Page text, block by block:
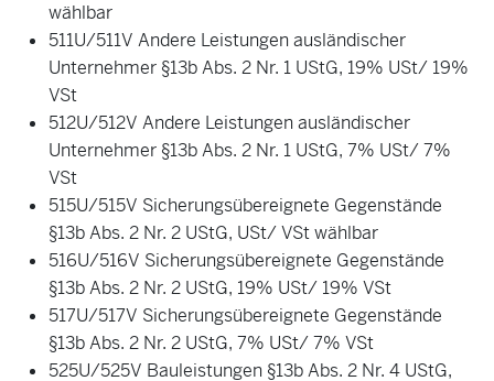
wählbar
511U/511V Andere Leistungen ausländischer
Unternehmer §13b Abs. 2 Nr. 1 UStG, 19% USt/ 19%
VSt
512U/512V Andere Leistungen ausländischer
Unternehmer §13b Abs. 2 Nr. 1 UStG, 7% USt/ 7%
VSt
515U/515V Sicherungsübereignete Gegenstände
§13b Abs. 2 Nr. 2 UStG, USt/ VSt wählbar
516U/516V Sicherungsübereignete Gegenstände
§13b Abs. 2 Nr. 2 UStG, 19% USt/ 19% VSt
517U/517V Sicherungsübereignete Gegenstände
§13b Abs. 2 Nr. 2 UStG, 7% USt/ 7% VSt
525U/525V Bauleistungen §13b Abs. 2 Nr. 4 UStG,